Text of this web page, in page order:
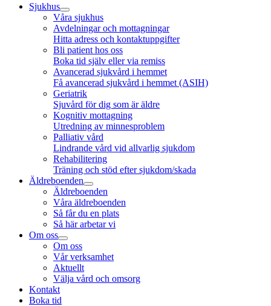
Sjukhus
Våra sjukhus
Avdelningar och mottagningar
Hitta adress och kontaktuppgifter
Bli patient hos oss
Boka tid själv eller via remiss
Avancerad sjukvård i hemmet
Få avancerad sjukvård i hemmet (ASIH)
Geriatrik
Sjuvård för dig som är äldre
Kognitiv mottagning
Utredning av minnesproblem
Palliativ vård
Lindrande vård vid allvarlig sjukdom
Rehabilitering
Träning och stöd efter sjukdom/skada
Äldreboenden
Äldreboenden
Våra äldreboenden
Så får du en plats
Så här arbetar vi
Om oss
Om oss
Vår verksamhet
Aktuellt
Välja vård och omsorg
Kontakt
Boka tid